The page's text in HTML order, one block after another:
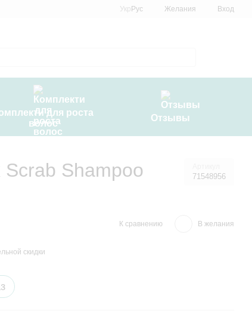
Укр Рус Желания Вход
для роста
волос
Отзывы
Shampoo 71548956
К сравнению В желания
скидки